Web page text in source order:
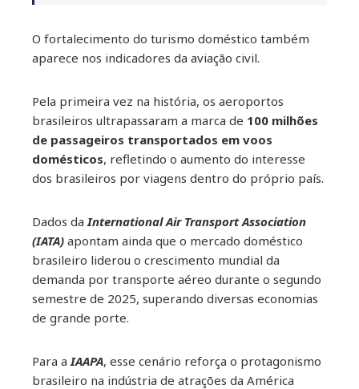
O fortalecimento do turismo doméstico também
aparece nos indicadores da aviação civil.
Pela primeira vez na história, os aeroportos
brasileiros ultrapassaram a marca de 100 milhões
de passageiros transportados em voos
domésticos, refletindo o aumento do interesse
dos brasileiros por viagens dentro do próprio país.
Dados da International Air Transport Association
(IATA) apontam ainda que o mercado doméstico
brasileiro liderou o crescimento mundial da
demanda por transporte aéreo durante o segundo
semestre de 2025, superando diversas economias
de grande porte.
Para a IAAPA, esse cenário reforça o protagonismo
brasileiro na indústria de atrações da América